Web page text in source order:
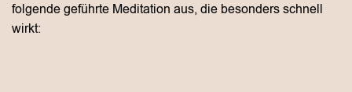
folgende geführte Meditation aus, die besonders schnell
wirkt: